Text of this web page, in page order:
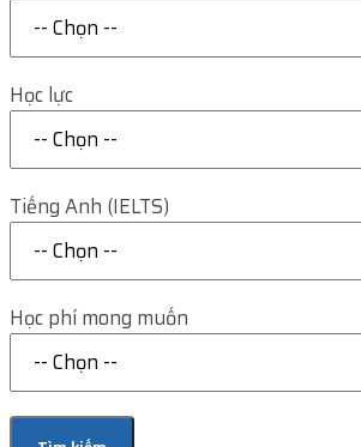
Học lực
Tiếng Anh (IELTS)
Học phí mong muốn